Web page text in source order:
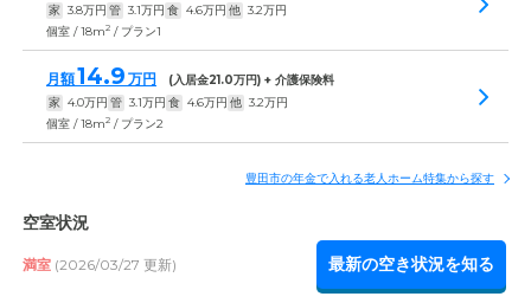
家 3.8万円 管 3.1万円 食 4.6万円 他 3.2万円
個室 / 18m2 / プラン1
月額14.9 万円 (入居金21.0万円) + 介護保険料
家 4.0万円 管 3.1万円 食 4.6万円 他 3.2万円
個室 / 18m2 / プラン2
豊田市の年金で入れる老人ホーム特集から探す
空室状況
満室 (2026/03/27 更新) 最新の空き状況を知る